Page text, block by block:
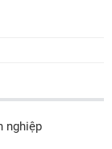
nghiệp